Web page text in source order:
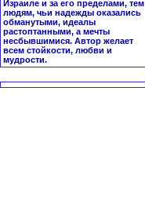
Израиле и за его пределами, тем
людям, чьи надежды оказались
обманутыми, идеалы
растоптанными, а мечты
несбывшимися. Автор желает
всем стойкости, любви и
мудрости.